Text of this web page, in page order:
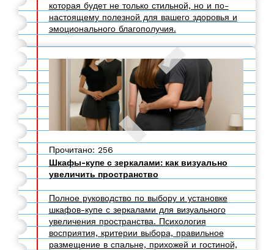
которая будет не только стильной, но и по-
настоящему полезной для вашего здоровья и
эмоционального благополучия.
Прочитано: 256
Шкафы-купе с зеркалами: как визуально
увеличить пространство
Полное руководство по выбору и установке
шкафов-купе с зеркалами для визуального
увеличения пространства. Психология
восприятия, критерии выбора, правильное
размещение в спальне, прихожей и гостиной,